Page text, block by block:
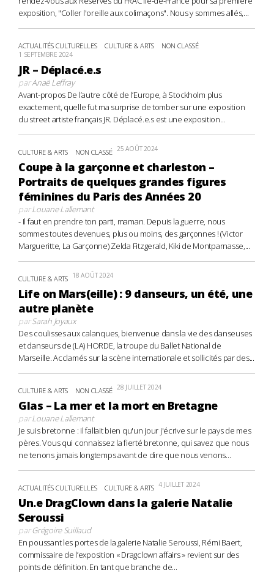
exposition, "Coller l'oreille aux colimaçons". Nous y sommes allés,...
ACTUALITÉS CULTURELLES CULTURE & ARTS NON CLASSÉ
1 SEPTEMBRE 2024
JR – Déplacé.e.s
parAnaë Leffray
Avant-propos De l’autre côté de l’Europe, à Stockholm plus
exactement, quelle fut ma surprise de tomber sur une exposition
du street artiste français JR. Déplacé.e.s est une exposition...
CULTURE & ARTS NON CLASSÉ 25 AOÛT 2024
Coupe à la garçonne et charleston –
Portraits de quelques grandes figures
féminines du Paris des Années 20
parLouane Lallemant
- Il faut en prendre ton parti, maman. Depuis la guerre, nous
sommes toutes devenues, plus ou moins, des garçonnes ! (Victor
Margueritte, La Garçonne) Zelda Fitzgerald, Kiki de Montparnasse,...
CULTURE & ARTS 18 AOÛT 2024
Life on Mars(eille) : 9 danseurs, un été, une
autre planète
parSarah Joyaux
Des coulisses aux calanques, bienvenue dans la vie des danseuses
et danseurs de (LA) HORDE, la troupe du Ballet National de
Marseille. Acclamés sur la scène internationale et sollicités par des...
CULTURE & ARTS NON CLASSÉ 28 JUILLET 2024
Glas – La mer et la mort en Bretagne
parLouane Lallemant
Je suis bretonne : il fallait bien qu'un jour j'écrive sur le pays de mes
pères. Vous qui connaissez la fierté bretonne, qui savez que nous
ne tenons jamais longtemps avant de dire que nous venons...
ACTUALITÉS CULTURELLES CULTURE & ARTS 4 JUILLET 2024
Un.e DragClown dans la galerie Natalie
Seroussi
parGrégoire Suillaud
En poussant les portes de la galerie Natalie Seroussi, Rémi Baert,
commissaire de l’exposition « Dragclown affairs » revient sur des
points de définition. En tant que branche de...